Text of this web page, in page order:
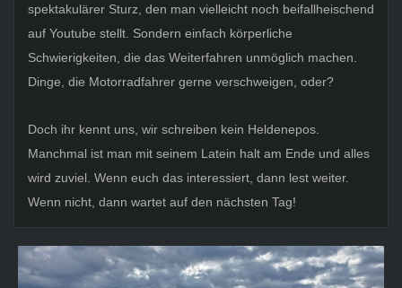
spektakulärer Sturz, den man vielleicht noch beifallheischend
auf Youtube stellt. Sondern einfach körperliche
Schwierigkeiten, die das Weiterfahren unmöglich machen.
Dinge, die Motorradfahrer gerne verschweigen, oder?
Doch ihr kennt uns, wir schreiben kein Heldenepos.
Manchmal ist man mit seinem Latein halt am Ende und alles
wird zuviel. Wenn euch das interessiert, dann lest weiter.
Wenn nicht, dann wartet auf den nächsten Tag!